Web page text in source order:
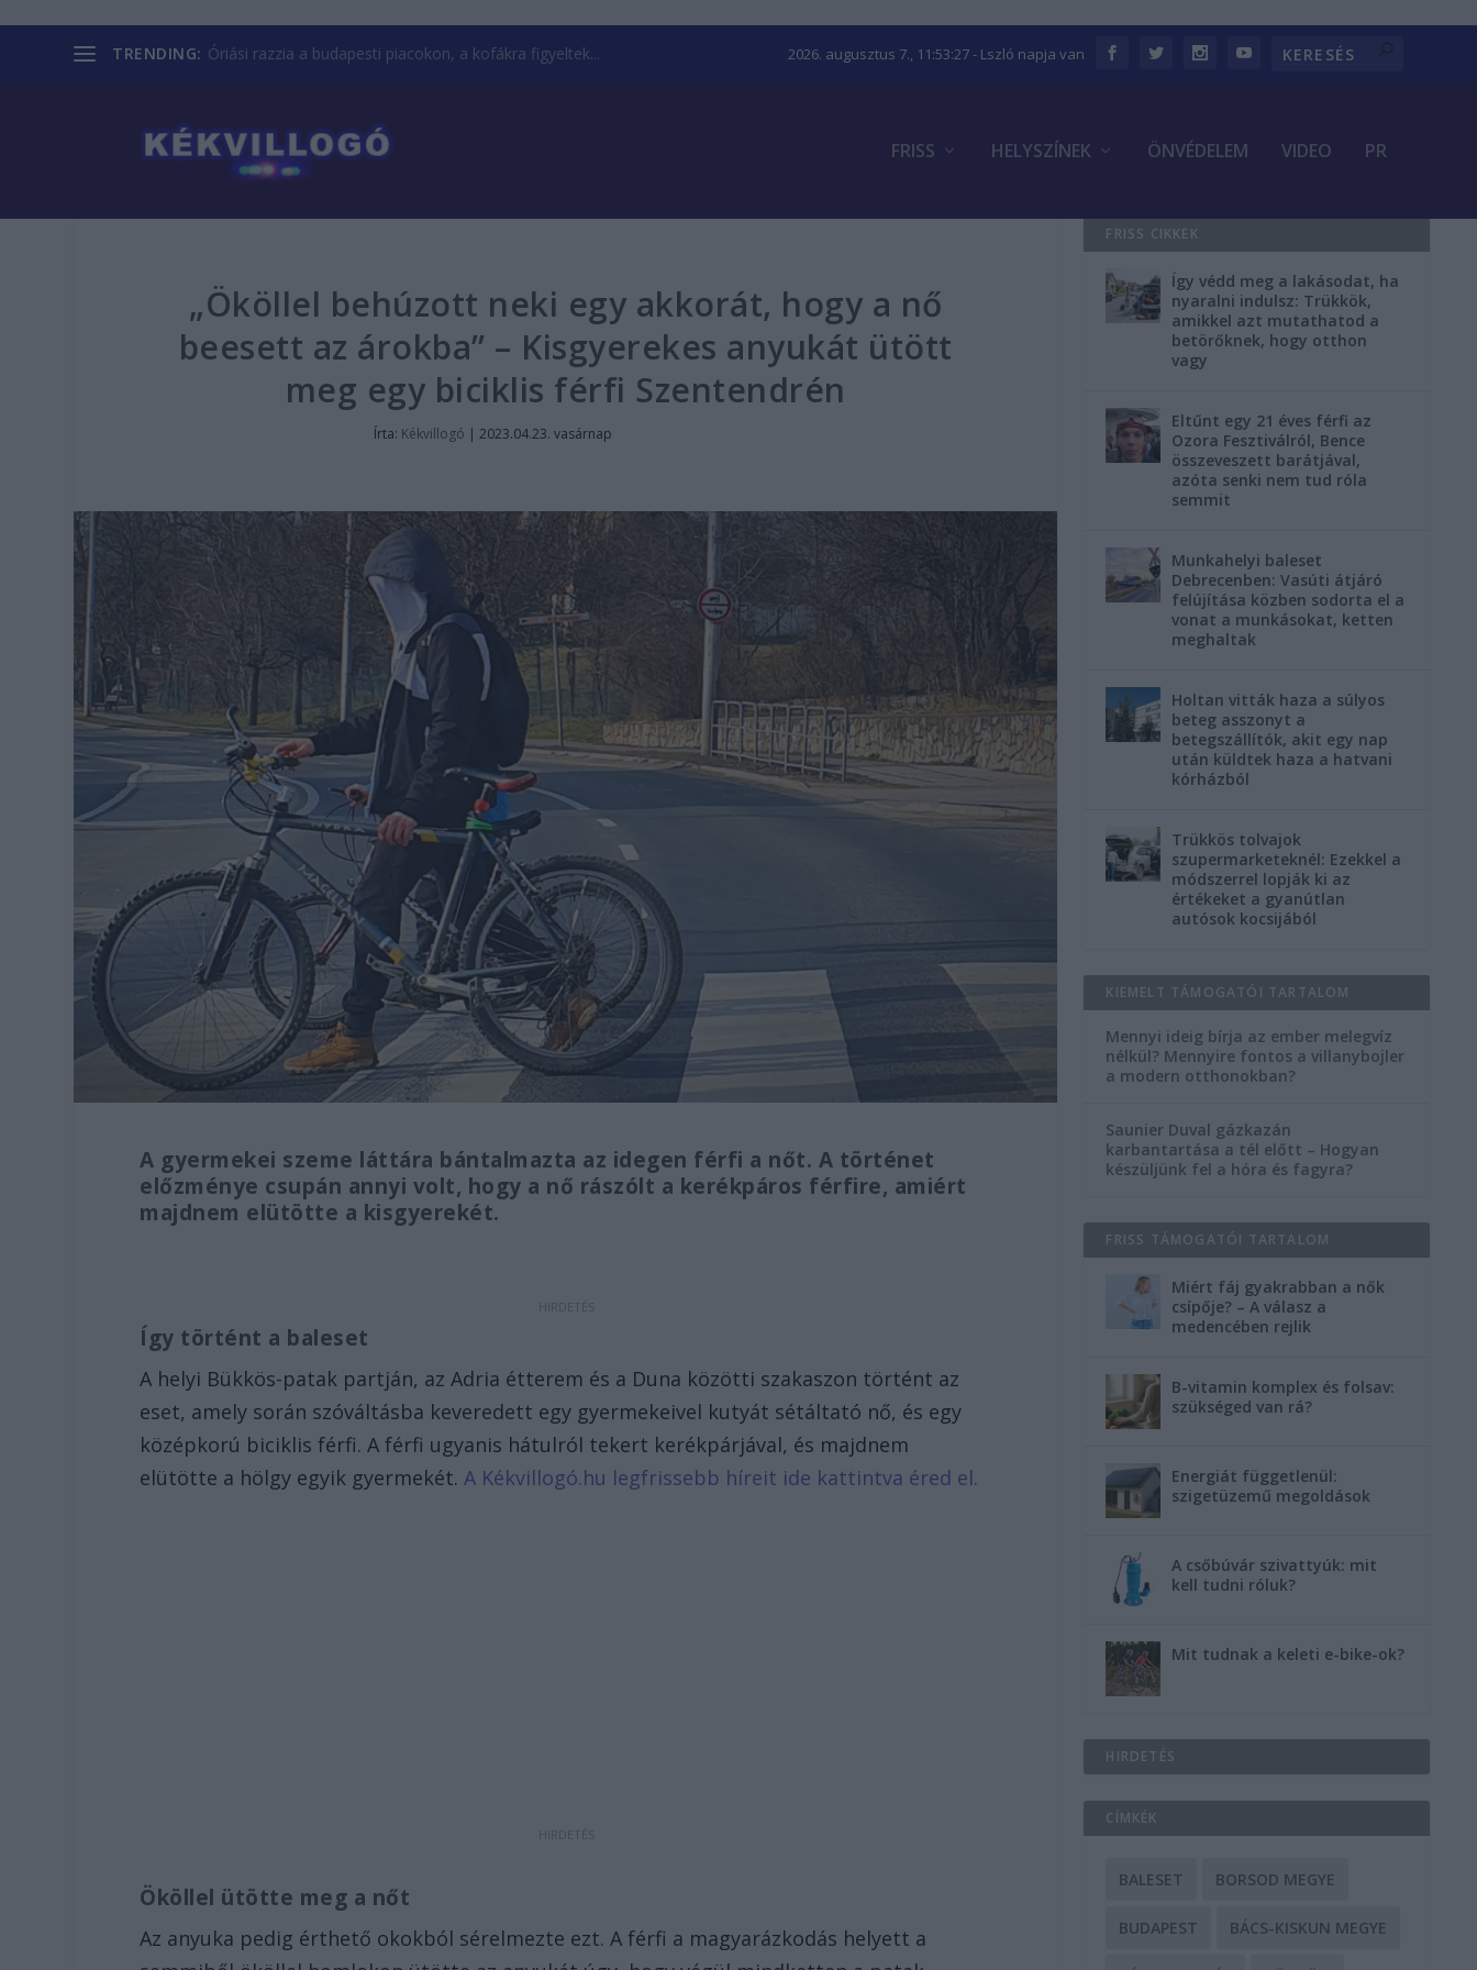
TRENDING: Óriási razzia a budapesti piacokon, a kofákra figyeltek... 2026. augusztus 7., 11:53:28- Lszló napja van
FRISS HELYSZÍNEK ÖNVÉDELEM VIDEO PR
„Ököllel behúzott neki egy akkorát, hogy a nő
beesett az árokba” – Kisgyerekes anyukát ütött
meg egy biciklis férfi Szentendrén
Írta: Kékvillogó | 2023.04.23. vasárnap
A gyermekei szeme láttára bántalmazta az idegen férfi a nőt. A történet
előzménye csupán annyi volt, hogy a nő rászólt a kerékpáros férfire, amiért
majdnem elütötte a kisgyerekét.
Így történt a baleset
A helyi Bükkös-patak partján, az Adria étterem és a Duna közötti szakaszon történt az
eset, amely során szóváltásba keveredett egy gyermekeivel kutyát sétáltató nő, és egy
középkorú biciklis férfi. A férfi ugyanis hátulról tekert kerékpárjával, és majdnem
elütötte a hölgy egyik gyermekét.A Kékvillogó.hu legfrissebb híreit ide kattintva éred el.
Ököllel ütötte meg a nőt
Az anyuka pedig érthető okokból sérelmezte ezt. A férfi a magyarázkodás helyett a
FRISS CIKKEK
Így védd meg a lakásodat, ha
nyaralni indulsz: Trükkök,
amikkel azt mutathatod a
betörőknek, hogy otthon
vagy
Eltűnt egy 21 éves férfi az
Ozora Fesztiválról, Bence
összeveszett barátjával,
azóta senki nem tud róla
semmit
Munkahelyi baleset
Debrecenben: Vasúti átjáró
felújítása közben sodorta el a
vonat a munkásokat, ketten
meghaltak
Holtan vitták haza a súlyos
beteg asszonyt a
betegszállítók, akit egy nap
után küldtek haza a hatvani
kórházból
Trükkös tolvajok
szupermarketeknél: Ezekkel a
módszerrel lopják ki az
értékeket a gyanútlan
autósok kocsijából
KIEMELT TÁMOGATÓI TARTALOM
Mennyi ideig bírja az ember melegvíz
nélkül? Mennyire fontos a villanybojler
a modern otthonokban?
Saunier Duval gázkazán
karbantartása a tél előtt – Hogyan
készüljünk fel a hóra és fagyra?
FRISS TÁMOGATÓI TARTALOM
Miért fáj gyakrabban a nők
csípője? – A válasz a
medencében rejlik
B-vitamin komplex és folsav:
szükséged van rá?
Energiát függetlenül:
szigetüzemű megoldások
A csőbúvár szivattyúk: mit
kell tudni róluk?
Mit tudnak a keleti e-bike-ok?
HIRDETÉS
CÍMKÉK
BALESET BORSOD MEGYE
BUDAPEST BÁCS-KISKUN MEGYE